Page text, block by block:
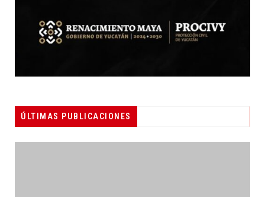
ÚLTIMAS PUBLICACIONES